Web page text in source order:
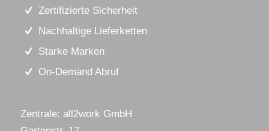
Zertifizierte Sicherheit
Nachhaltige Lieferketten
Starke Marken
On-Demand Abruf
Zentrale: all2work GmbH